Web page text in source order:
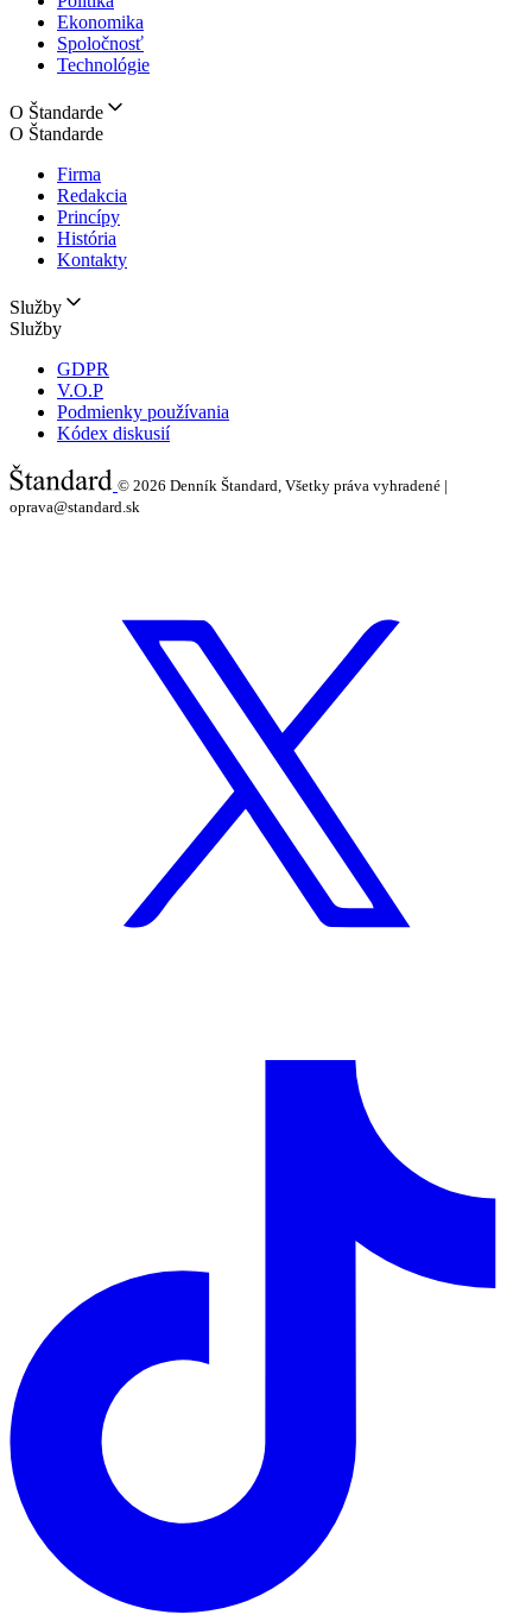
Ekonomika
Spoločnosť
Technológie
O Štandarde
O Štandarde
Firma
Redakcia
Princípy
História
Kontakty
Služby
Služby
GDPR
V.O.P
Podmienky používania
Kódex diskusií
© 2026 Denník Štandard, Všetky práva vyhradené |
oprava@standard.sk